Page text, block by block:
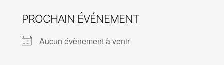
PROCHAIN ÉVÉNEMENT
Aucun évènement à venir